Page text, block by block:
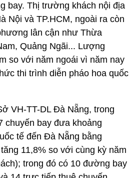
bay. Thị trường khách nội địa
Nội và TP.HCM, ngoài ra còn
lân cận như Thừa
Quảng Ngãi... Lượng
so với năm ngoái vì năm nay
thi trình diễn pháo hoa quốc
VH-TT-DL Đà Nẵng, trong
chuyến bay đưa khoảng
tế đến Đà Nẵng bằng
11,8% so với cùng kỳ năm
trong đó có 10 đường bay